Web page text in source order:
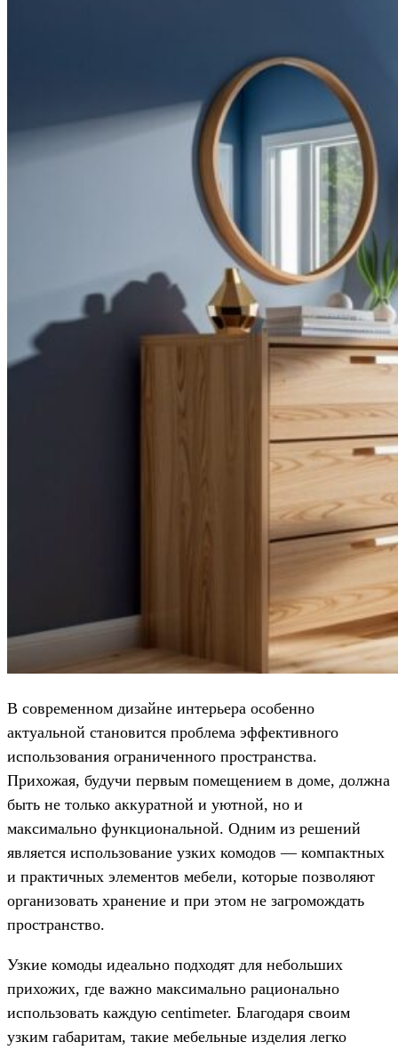
В современном дизайне интерьера особенно
актуальной становится проблема эффективного
использования ограниченного пространства.
Прихожая, будучи первым помещением в доме, должна
быть не только аккуратной и уютной, но и
максимально функциональной. Одним из решений
является использование узких комодов — компактных
и практичных элементов мебели, которые позволяют
организовать хранение и при этом не загромождать
пространство.
Узкие комоды идеально подходят для небольших
прихожих, где важно максимально рационально
использовать каждую centimeter. Благодаря своим
узким габаритам, такие мебельные изделия легко